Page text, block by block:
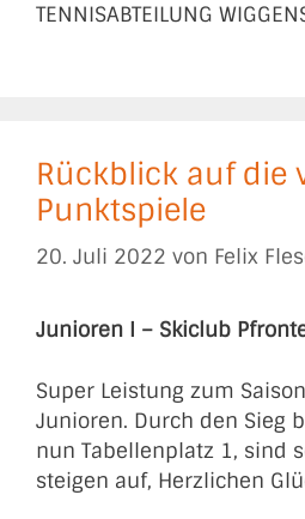
TENNISABTEILUNG
Rückblick auf die
Punktspiele
20. Juli 2022 von Felix
Junioren I – Skiclub
Super Leistung zum
Junioren. Durch den Sieg
nun Tabellenplatz 1, sind
steigen auf, Herzlichen